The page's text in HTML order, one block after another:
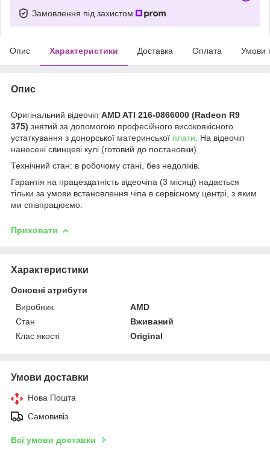
Замовлення під захистом
Опис Характеристики Доставка Оплата Умови
Опис
Оригінальний відеочіп AMD ATI 216-0866000 (Radeon R9
375) знятий за допомогою професійного високоякісного
устаткування з донорської материнської плати . На відеочіп
нанесені свинцеві кулі (готовий до постановки).
Технічний стан: в робочому стані, без недоліків.
Гарантія на працездатність відеочіпа (3 місяці) надається
тільки за умови встановлення чіпа в сервісному центрі, з яким
ми співпрацюємо.
Приховати
Характеристики
Основні атрибути
Виробник
AMD
Стан
Вживаний
Клас якості
Original
Умови доставки
Нова Пошта
Самовивіз
Всі умови доставки